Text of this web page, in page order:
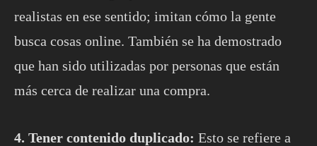
realistas en ese sentido; imitan cómo la gente
busca cosas online. También se ha demostrado
que han sido utilizadas por personas que están
más cerca de realizar una compra.
4. Tener contenido duplicado: Esto se refiere a